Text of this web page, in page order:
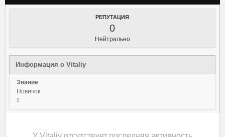
РЕПУТАЦИЯ
0
Нейтрально
Информация о Vitaliy
Звание
Новичок